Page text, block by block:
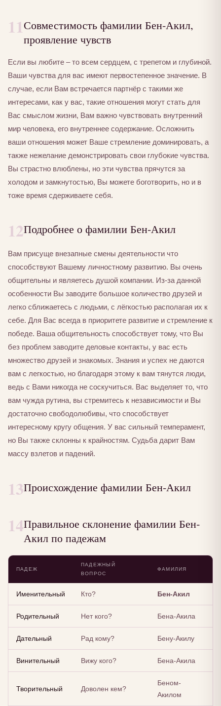
11Совместимость фамилии Бен-Акил,
проявление чувств
Если вы любите – то всем сердцем, с трепетом и глубиной.
Ваши чувства для вас имеют первостепенное значение. В
случае, если Вам встречается партнёр с такими же
интересами, как у вас, такие отношения могут стать для
Вас смыслом жизни, Вам важно чувствовать внутренний
мир человека, его внутреннее содержание. Осложнить
ваши отношения может Ваше стремление доминировать, а
также нежелание демонстрировать свои глубокие чувства.
Вы страстно влюблены, но эти чувства прячутся за
холодом и замкнутостью, Вы можете боготворить, но и в
тоже время сдерживаете себя.
12Подробнее о фамилии Бен-Акил
Вам присуще внезапные смены деятельности что
способствуют Вашему личностному развитию. Вы очень
общительны и являетесь душой компании. Из-за данной
особенности Вы заводите большое количество друзей и
легко сближаетесь с людьми, с лёгкостью располагая их к
себе. Для Вас всегда в приоритете развитие и стремление к
победе. Ваша общительность способствует тому, что Вы
без проблем заводите деловые контакты, у вас есть
множество друзей и знакомых. Знания и успех не даются
вам с легкостью, но благодаря этому к вам тянутся люди,
ведь с Вами никогда не соскучиться. Вас выделяет то, что
вам чужда рутина, вы стремитесь к независимости и Вы
достаточно свободолюбивы, что способствует
интересному кругу общения. У вас сильный темперамент,
но Вы также склонны к крайностям. Судьба дарит Вам
массу взлетов и падений.
13Происхождение фамилии Бен-Акил
14Правильное склонение фамилии Бен-
Акил по падежам
ПАДЕЖ
ПАДЕЖНЫЙ
ВОПРОС
ФАМИЛИЯ
Именительный Кто? Бен-Акил
Родительный Нет кого? Бена-Акила
Дательный Рад кому? Бену-Акилу
Винительный Вижу кого? Бена-Акила
Творительный Доволен кем?
Беном-
Акилом